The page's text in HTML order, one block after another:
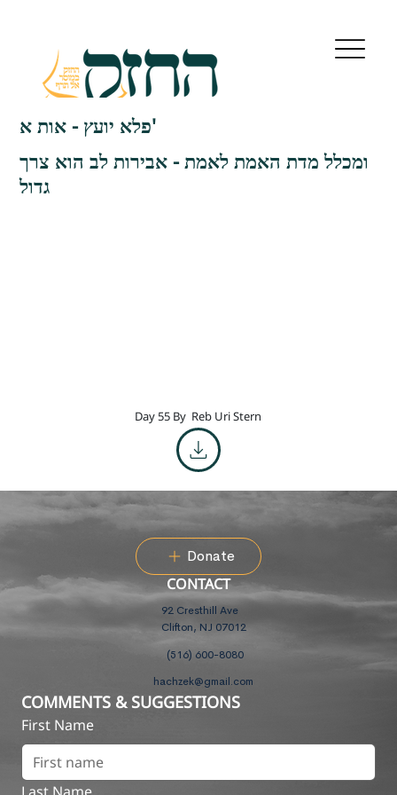
פלא יועץ - אות א'
ומכלל מדת האמת לאמת - אבירות לב הוא צרך
גדול
Day 55 By Reb Uri Stern
Donate
CONTACT
92 Cresthill Ave
Clifton, NJ 07012
(516) 600-8080
hachzek@gmail.com
COMMENTS & SUGGESTIONS
First Name